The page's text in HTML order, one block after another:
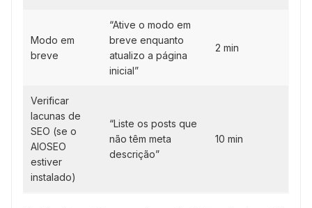
Modo em
breve
“Ative o modo em
breve enquanto
atualizo a página
inicial”
2 min
Verificar
lacunas de
SEO (se o
AIOSEO
estiver
instalado)
“Liste os posts que
não têm meta
descrição”
10 min